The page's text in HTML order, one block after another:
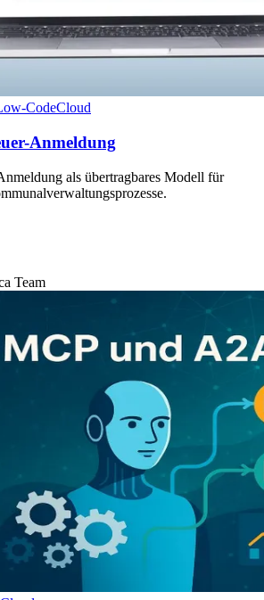
CodeCloud
Anmeldung
als übertragbares Modell für
Team